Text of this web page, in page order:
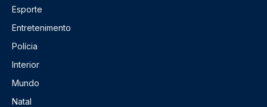
Esporte
Entretenimento
Polícia
Interior
Mundo
Natal